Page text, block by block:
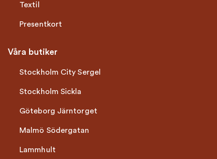
Textil
Presentkort
Våra butiker
Stockholm City Sergel
Stockholm Sickla
Göteborg Järntorget
Malmö Södergatan
Lammhult